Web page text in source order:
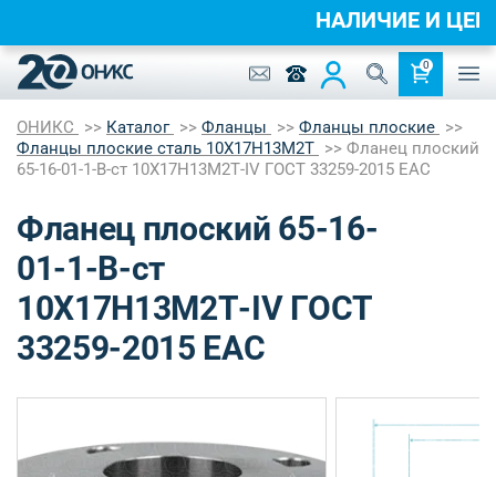
0
ОНИКС Каталог Фланцы
Фланцы плоские
Фланцы плоские сталь 10Х17Н13М2Т
Фланец плоский
65-16-01-1-B-ст 10Х17Н13М2Т-IV ГОСТ 33259-2015 EAC
Фланец плоский 65-16-
01-1-B-ст
10Х17Н13М2Т-IV ГОСТ
33259-2015 EAC
НАЛИЧИЕ И